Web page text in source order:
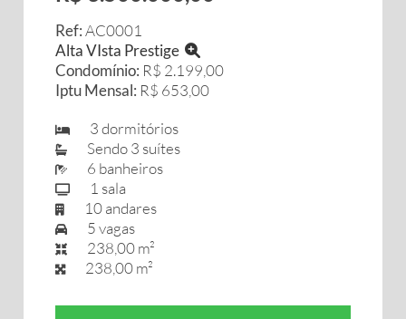
Ref:AC0001
Alta VIsta Prestige
Condomínio: R$ 2.199,00
Iptu Mensal: R$ 653,00
3 dormitórios
Sendo 3 suítes
6 banheiros
1 sala
10 andares
5 vagas
238,00 m²
238,00 m²